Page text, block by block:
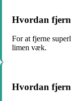
Hvordan
For at fjerne
limen væk.
Hvordan